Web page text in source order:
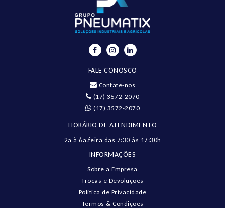
FALE CONOSCO
Contate-nos
(17) 3572-2070
(17) 3572-2070
HORÁRIO DE ATENDIMENTO
2a à 6a.feira das 7:30 às 17:30h
INFORMAÇÕES
Sobre a Empresa
Trocas e Devoluções
Política de Privacidade
Termos & Condições